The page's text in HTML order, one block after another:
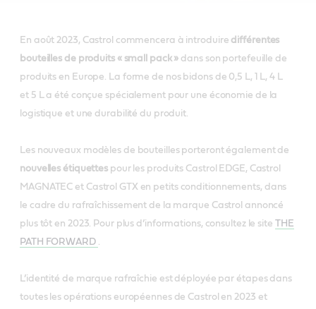
En août 2023, Castrol commencera à introduire différentes
bouteilles de produits « small pack » dans son portefeuille de
produits en Europe. La forme de nos bidons de 0,5 L, 1 L, 4 L
et 5 L a été conçue spécialement pour une économie de la
logistique et une durabilité du produit.
Les nouveaux modèles de bouteilles porteront également de
nouvelles étiquettes pour les produits Castrol EDGE, Castrol
MAGNATEC et Castrol GTX en petits conditionnements, dans
le cadre du rafraîchissement de la marque Castrol annoncé
plus tôt en 2023. Pour plus d’informations, consultez le site THE
PATH FORWARD
L’identité de marque rafraîchie est déployée par étapes dans
toutes les opérations européennes de Castrol en 2023 et